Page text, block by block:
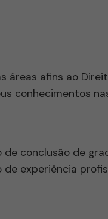
áreas afins ao
conhecimentos
conclusão de
experiência